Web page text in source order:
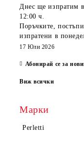
Днес ще изпратим
12:00 ч.
Поръчките,
изпратени в
17 Юли 2026
Абонирай се за
Виж всички
Марки
Perletti